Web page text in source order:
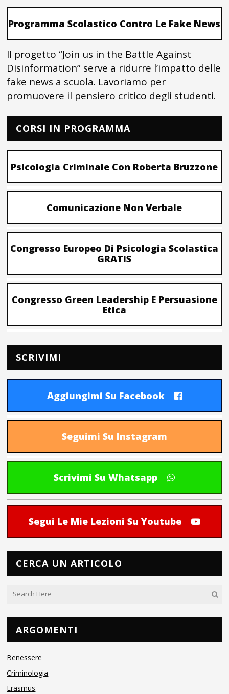
Programma Scolastico Contro Le Fake News
Il progetto “Join us in the Battle Against
Disinformation” serve a ridurre l’impatto delle
fake news a scuola. Lavoriamo per
promuovere il pensiero critico degli studenti.
CORSI IN PROGRAMMA
Psicologia Criminale Con Roberta Bruzzone
Comunicazione Non Verbale
Congresso Europeo Di Psicologia Scolastica
GRATIS
Congresso Green Leadership E Persuasione
Etica
SCRIVIMI
Aggiungimi Su Facebook
Seguimi Su Instagram
Scrivimi Su Whatsapp
Segui Le Mie Lezioni Su Youtube
CERCA UN ARTICOLO
ARGOMENTI
Benessere
Criminologia
Erasmus